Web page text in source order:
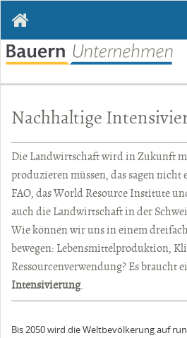
contenu
Nachhaltige
Die Landwirtschaft wird in Zukunft
produzieren müssen, das sagen
FAO, das World Resource Institute
auch die Landwirtschaft in der
Wie können wir uns in einem
bewegen: Lebensmittelproduktion,
Ressourcenverwendung? Es braucht
Intensivierung.
Bis 2050 wird die Weltbevölkerung auf